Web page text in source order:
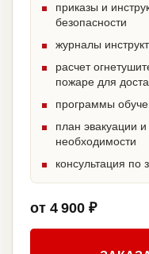
приказы и
безопасности
журналы
расчет
пожаре для
программы
план эвакуации
необходимости
консультация по
от 4 900 ₽